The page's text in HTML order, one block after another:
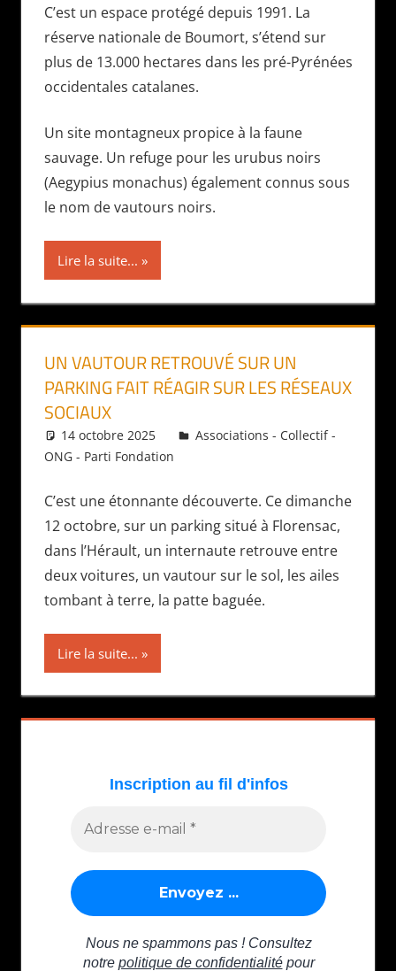
C’est un espace protégé depuis 1991. La
réserve nationale de Boumort, s’étend sur
plus de 13.000 hectares dans les pré-Pyrénées
occidentales catalanes.
Un site montagneux propice à la faune
sauvage. Un refuge pour les urubus noirs
(Aegypius monachus) également connus sous
le nom de vautours noirs.
Lire la suite...
UN VAUTOUR RETROUVÉ SUR UN
PARKING FAIT RÉAGIR SUR LES RÉSEAUX
SOCIAUX
14 octobre 2025 Daniel
Associations - Collectif -
ONG - Parti Fondation
C’est une étonnante découverte. Ce dimanche
12 octobre, sur un parking situé à Florensac,
dans l’Hérault, un internaute retrouve entre
deux voitures, un vautour sur le sol, les ailes
tombant à terre, la patte baguée.
Lire la suite...